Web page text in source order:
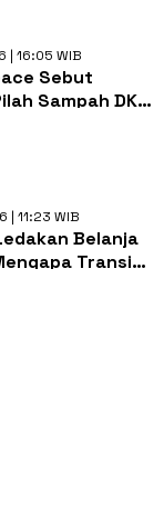
| 16:05 WIB
Sebut
Sampah DKI
| 11:23 WIB
Belanja
Transisi